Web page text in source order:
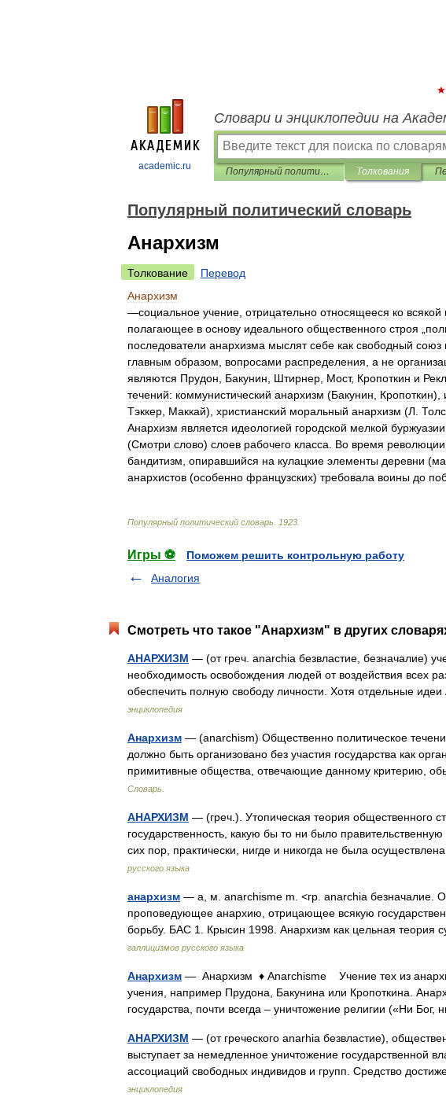
academic.ru
Словари и энциклопедии на
Популярный политический словарь Толкования
Популярный политический словарь
Анархизм
Толкование
Перевод
Анархизм
—социальное учение отрицательно относящееся ко всякой
полагающее в основy идеального общественного строя
последователи анархизма мыслят себе как свободный союз
главным образом вопросами распределения а не
являются Прудон Бакунин Штирнер Мост, Кропоткин и
течений: коммунистический анархизм (Бакунин Кропоткин),
Тэккер Маккай), христианский моральный анархизм (Л
Анархизм является идеологией городской мелкой буржуазии
(Смотри слово) слоев рабочего класса Во время революции
бандитизм опиравшийся на кулацкие элементы деревни (
анархистов (особенно французских) требовала воины до
Популярный политический словарь 1923
Игры ⚽
Поможем решить контрольную работу
Аналогия
Смотреть что такое "Анархизм" в других
АНАРХИЗМ — (от греч. anarchia безвластие, безначалие)
необходимость освобождения людей от воздействия всех
обеспечить полную свободу личности. Хотя отдельные
энциклопедия
Анархизм — (anarchism) Общественно политическое
должно быть организовано без участия государства как
примитивные общества, отвечающие данному критерию,
Словарь.
АНАРХИЗМ — (греч.). Утопическая теория общественного
государственность, какую бы то ни было
сих пор, практически, нигде и никогда не была
русского языка
анархизм — а, м. anarchisme m. <гр. anarchia безначалие.
проповедующее анархию, отрицающее всякую
борьбу. БАС 1. Крысин 1998. Анархизм как цельная теория
галлицизмов русского языка
Анархизм — Анархизм ♦ Anarchisme Учение тех из
учения, например Прудона, Бакунина или Кропоткина.
государства, почти всегда – уничтожение религии («Ни
АНАРХИЗМ — (от греческого anarhia безвластие),
выступает за немедленное уничтожение государственной
ассоциаций свободных индивидов и групп. Средство
энциклопедия